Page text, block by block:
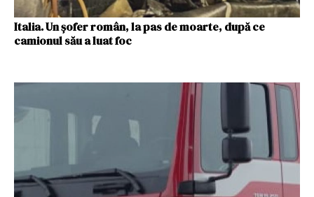
Italia. Un șofer român, la pas de moarte, după ce
camionul său a luat foc